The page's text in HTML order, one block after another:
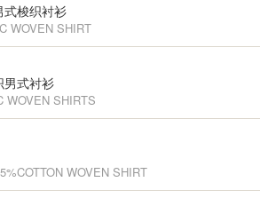
式梭织衬衫
WOVEN SHIRT
男式衬衫
WOVEN SHIRTS
WOVEN SHIRT